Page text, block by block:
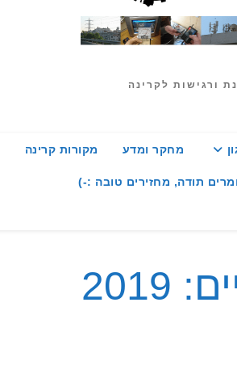
ורגישות לקרינה
מחקר ומדע מקורות קרינה
תודה, מחזירים טובה :-)